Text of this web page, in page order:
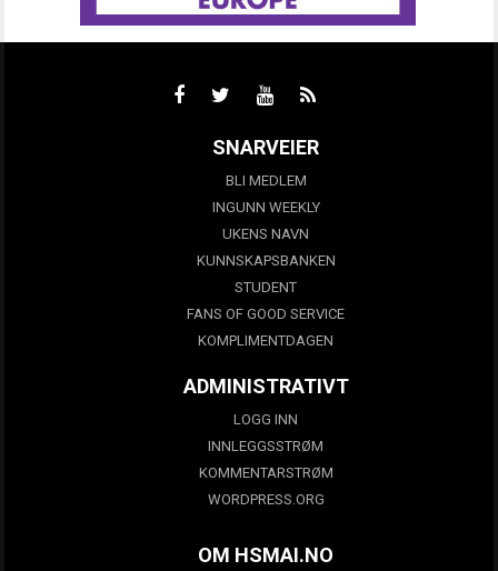
SNARVEIER
BLI MEDLEM
INGUNN WEEKLY
UKENS NAVN
KUNNSKAPSBANKEN
STUDENT
FANS OF GOOD SERVICE
KOMPLIMENTDAGEN
ADMINISTRATIVT
LOGG INN
INNLEGGSSTRØM
KOMMENTARSTRØM
WORDPRESS.ORG
OM HSMAI.NO